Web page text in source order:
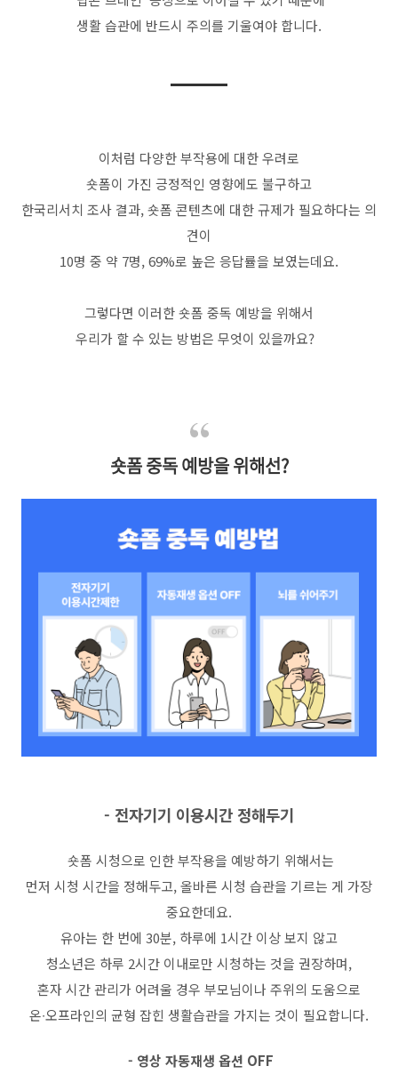
생활 습관에 반드시 주의를 기울여야 합니다.
이처럼 다양한 부작용에 대한 우려로
숏폼이 가진 긍정적인 영향에도 불구하고
한국리서치 조사 결과,숏폼 콘텐츠에 대한 규제가 필요하다는 의
견이
10명 중 약 7명, 69%로 높은 응답률을 보였는데요.
그렇다면 이러한 숏폼 중독 예방을 위해서
우리가 할 수 있는 방법은 무엇이 있을까요?
숏폼 중독 예방을 위해선?
- 전자기기 이용시간 정해두기
숏폼 시청으로 인한 부작용을 예방하기 위해서는
먼저 시청 시간을 정해두고,올바른 시청 습관을 기르는 게 가장
중요한데요.
유아는 한 번에 30분, 하루에 1시간 이상 보지 않고
청소년은 하루 2시간 이내로만 시청하는 것을 권장하며,
혼자 시간 관리가 어려울 경우 부모님이나 주위의 도움으로
온∙오프라인의 균형 잡힌 생활습관을 가지는 것이 필요합니다.
- 영상 자동재생 옵션 OFF